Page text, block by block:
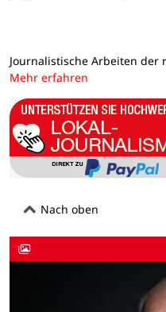
Journalistische Arbeiten
Mehr erfahren
Nach oben